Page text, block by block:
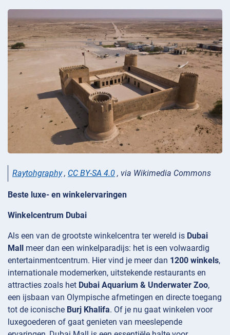
Raytohgraphy, CC BY-SA 4.0 , via Wikimedia Commons
Beste luxe- en winkelervaringen
Winkelcentrum Dubai
Als een van de grootste winkelcentra ter wereld is Dubai
Mall meer dan een winkelparadijs: het is een volwaardig
entertainmentcentrum. Hier vind je meer dan 1200 winkels,
internationale modemerken, uitstekende restaurants en
attracties zoals het Dubai Aquarium & Underwater Zoo,
een ijsbaan van Olympische afmetingen en directe toegang
tot de iconische Burj Khalifa. Of je nu gaat winkelen voor
luxegoederen of gaat genieten van meeslepende